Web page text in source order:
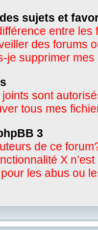
sujets et
entre
des forums
je supprimer
sont
tous mes
3
de ce
X
les abus ou